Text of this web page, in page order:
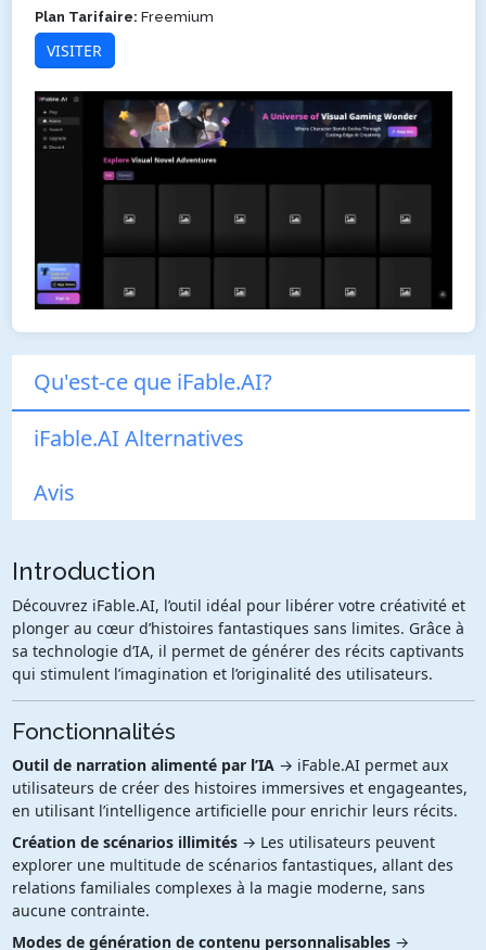
Plan Tarifaire: Freemium
VISITER
Qu'est-ce que iFable.AI?
iFable.AI Alternatives
Avis
Introduction
Découvrez iFable.AI, l’outil idéal pour libérer votre créativité et
plonger au cœur d’histoires fantastiques sans limites. Grâce à
sa technologie d’IA, il permet de générer des récits captivants
qui stimulent l’imagination et l’originalité des utilisateurs.
Fonctionnalités
Outil de narration alimenté par l’IA→ iFable.AI permet aux
utilisateurs de créer des histoires immersives et engageantes,
en utilisant l’intelligence artificielle pour enrichir leurs récits.
Création de scénarios illimités→ Les utilisateurs peuvent
explorer une multitude de scénarios fantastiques, allant des
relations familiales complexes à la magie moderne, sans
aucune contrainte.
Modes de génération de contenu personnalisables→